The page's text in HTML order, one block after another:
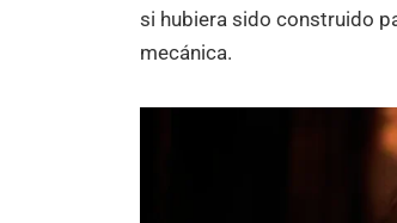
si hubiera sido construido
mecánica.